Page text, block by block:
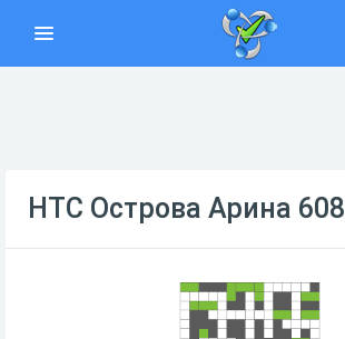
НТС Острова Арина 608